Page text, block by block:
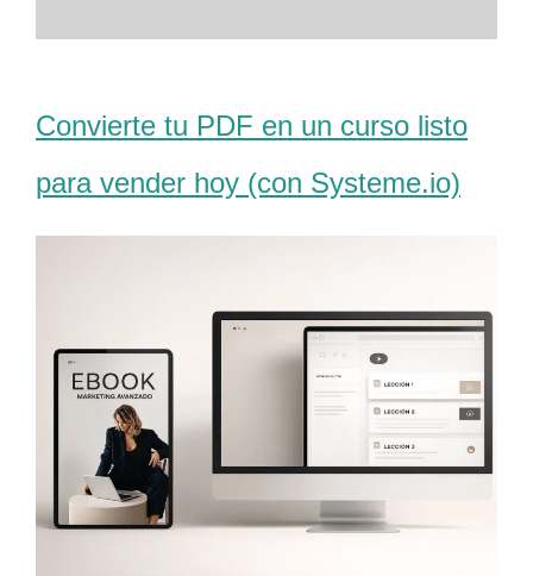
Convierte tu PDF en un curso listo
para vender hoy (con Systeme.io)